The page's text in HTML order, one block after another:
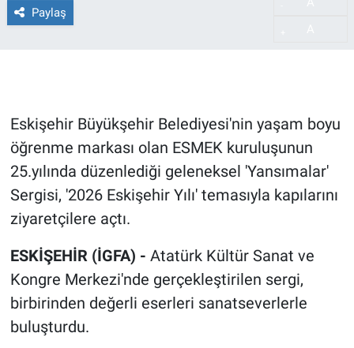
Paylaş
Eskişehir Büyükşehir Belediyesi'nin yaşam boyu
öğrenme markası olan ESMEK kuruluşunun
25.yılında düzenlediği geleneksel 'Yansımalar'
Sergisi, '2026 Eskişehir Yılı' temasıyla kapılarını
ziyaretçilere açtı.
ESKİŞEHİR (İGFA) - Atatürk Kültür Sanat ve
Kongre Merkezi'nde gerçekleştirilen sergi,
birbirinden değerli eserleri sanatseverlerle
buluşturdu.